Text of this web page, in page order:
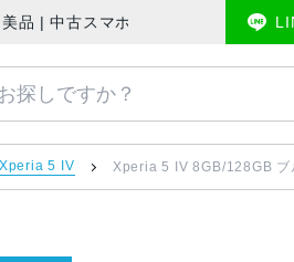
品 | 中古スマホ販売のアメモバマー
Xperia 5 IV Xperia 5 IV 8GB/128GB ブ